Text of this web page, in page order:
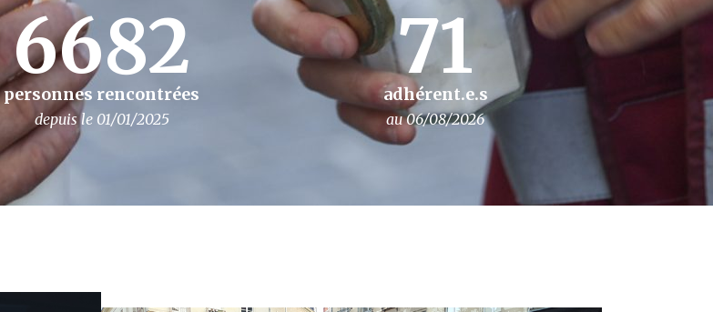
6682
personnes rencontrées
depuis le 01/01/2025
71
adhérent.e.s
au 06/08/2026